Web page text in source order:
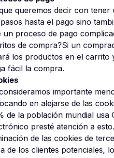
queremos decir con
hasta el pago sino
un proceso de pago
de compra?Si un
los productos en el carrito
fácil la compra.
importante
en alejarse de las
de la población mundial usa
presté atención a
de las cookies de
de los clientes potenciales,